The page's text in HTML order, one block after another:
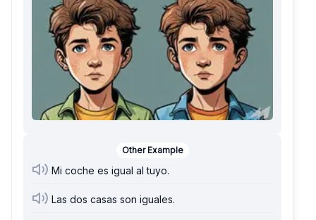
Other Example
Mi coche es igual al tuyo.
Las dos casas son iguales.